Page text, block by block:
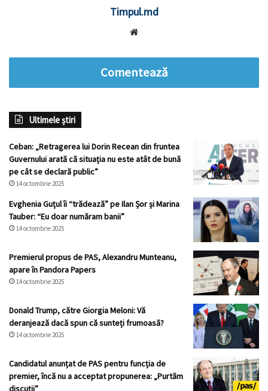
Timpul.md
Comentează
Ultimele știri
Ceban: „Retragerea lui Dorin Recean din fruntea
Guvernului arată că situația nu este atât de bună
pe cât se declară public”
14 octombrie 2025
Evghenia Guțul îi “trădează” pe Ilan Șor și Marina
Tauber: “Eu doar număram banii”
14 octombrie 2025
Premierul propus de PAS, Alexandru Munteanu,
apare în Pandora Papers
14 octombrie 2025
Donald Trump, către Giorgia Meloni: Vă
deranjează dacă spun că sunteți frumoasă?
14 octombrie 2025
Candidatul anunțat de PAS pentru funcția de
premier, încă nu a acceptat propunerea: „Purtăm
discuții”